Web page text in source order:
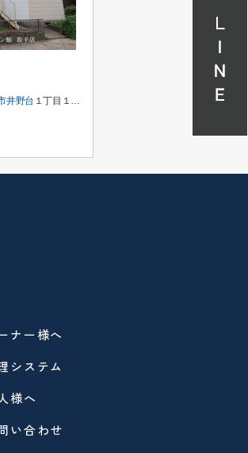
井野台 １丁目１１−２９
ナー様へ
システム
様へ
い合わせ